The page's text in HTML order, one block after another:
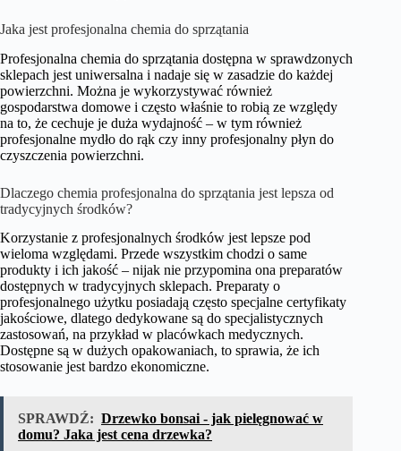
Jaka jest profesjonalna chemia do sprzątania
Profesjonalna chemia do sprzątania dostępna w sprawdzonych
sklepach jest uniwersalna i nadaje się w zasadzie do każdej
powierzchni. Można je wykorzystywać również
gospodarstwa domowe i często właśnie to robią ze względy
na to, że cechuje je duża wydajność – w tym również
profesjonalne mydło do rąk czy inny profesjonalny płyn do
czyszczenia powierzchni.
Dlaczego chemia profesjonalna do sprzątania jest lepsza od
tradycyjnych środków?
Korzystanie z profesjonalnych środków jest lepsze pod
wieloma względami. Przede wszystkim chodzi o same
produkty i ich jakość – nijak nie przypomina ona preparatów
dostępnych w tradycyjnych sklepach. Preparaty o
profesjonalnego użytku posiadają często specjalne certyfikaty
jakościowe, dlatego dedykowane są do specjalistycznych
zastosowań, na przykład w placówkach medycznych.
Dostępne są w dużych opakowaniach, to sprawia, że ich
stosowanie jest bardzo ekonomiczne.
SPRAWDŹ: Drzewko bonsai - jak pielęgnować w
domu? Jaka jest cena drzewka?